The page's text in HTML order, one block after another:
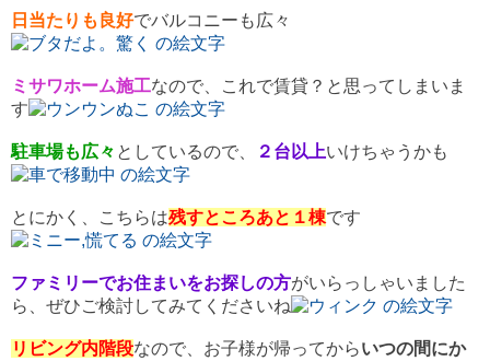
日当たりも良好でバルコニーも広々
ミサワホーム施工なので、これで賃貸？と思ってしまいま
す
駐車場も広々 としているので、 ２台以上いけちゃうかも
とにかく、こちらは残すところあと１棟です
ファミリーでお住まいをお探しの方がいらっしゃいました
ら、ぜひご検討してみてくださいね
リビング内階段なので、お子様が帰ってからいつの間にか